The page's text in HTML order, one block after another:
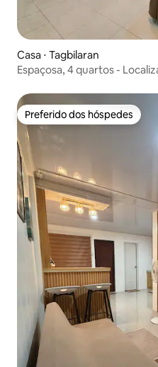
Casa ⋅ Tagbilaran
Espaçosa, 4 quartos -
Preferido dos hóspedes
Preferido dos hóspedes